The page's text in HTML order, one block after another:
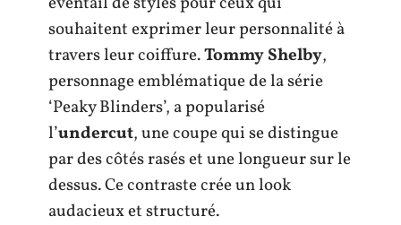
souhaitent exprimer leur personnalité à
travers leur coiffure.Tommy Shelby,
personnage emblématique de la série
‘Peaky Blinders’, a popularisé
l’undercut, une coupe qui se distingue
par des côtés rasés et une longueur sur le
dessus. Ce contraste crée un look
audacieux et structuré.